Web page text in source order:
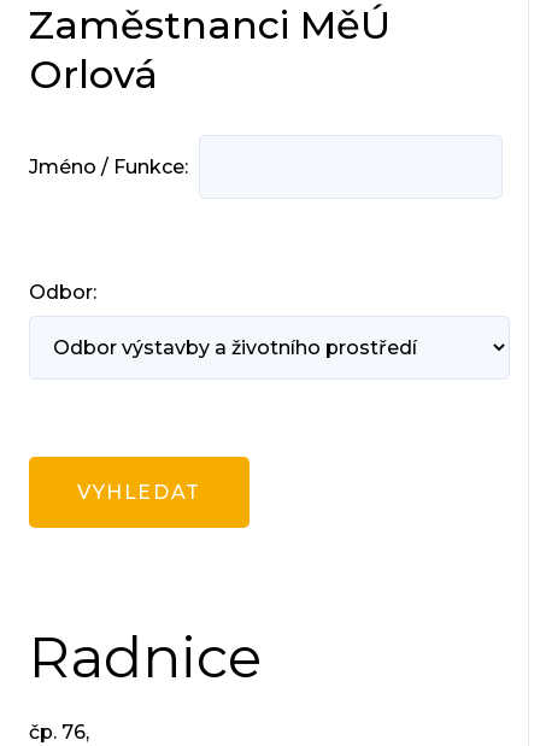
Zaměstnanci MěÚ
Orlová
Jméno / Funkce:
Odbor:
Radnice
čp. 76,